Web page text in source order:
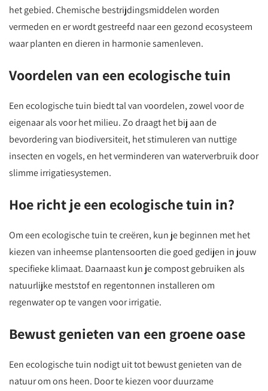
het gebied. Chemische bestrijdingsmiddelen worden
vermeden en er wordt gestreefd naar een gezond ecosysteem
waar planten en dieren in harmonie samenleven.
Voordelen van een ecologische tuin
Een ecologische tuin biedt tal van voordelen, zowel voor de
eigenaar als voor het milieu. Zo draagt het bij aan de
bevordering van biodiversiteit, het stimuleren van nuttige
insecten en vogels, en het verminderen van waterverbruik door
slimme irrigatiesystemen.
Hoe richt je een ecologische tuin in?
Om een ecologische tuin te creëren, kun je beginnen met het
kiezen van inheemse plantensoorten die goed gedijen in jouw
specifieke klimaat. Daarnaast kun je compost gebruiken als
natuurlijke meststof en regentonnen installeren om
regenwater op te vangen voor irrigatie.
Bewust genieten van een groene oase
Een ecologische tuin nodigt uit tot bewust genieten van de
natuur om ons heen. Door te kiezen voor duurzame